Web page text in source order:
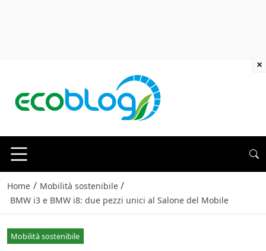
Home / Mobilità sostenibile /
BMW i3 e BMW i8: due pezzi unici al Salone del Mobile
Mobilità sostenibile
×